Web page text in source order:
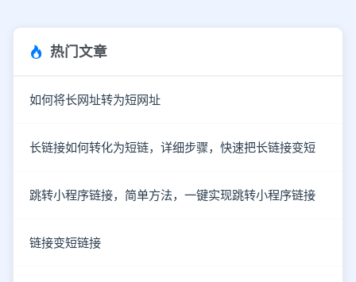
热门文章
如何将长网址转为短网址
长链接如何转化为短链，详细步骤，快速把长链接变短
跳转小程序链接，简单方法，一键实现跳转小程序链接
链接变短链接